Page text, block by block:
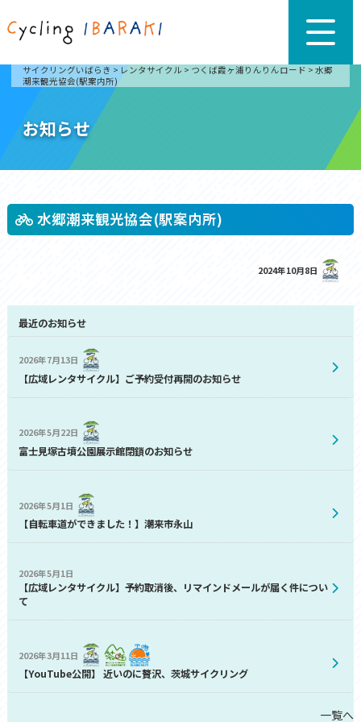
サイクリングいばらき > レンタサイクル > つくば霞ヶ浦りんりんロード > 水郷
潮来観光協会(駅案内所)
お知らせ
水郷潮来観光協会(駅案内所)
2024年10月8日
最近のお知らせ
2026年7月13日
【広域レンタサイクル】ご予約受付再開のお知らせ
2026年5月22日
富士見塚古墳公園展示館閉鎖のお知らせ
2026年5月1日
【自転車道ができました！】潮来市永山
2026年5月1日
【広域レンタサイクル】予約取消後、リマインドメールが届く件につい
て
2026年3月11日
【YouTube公開】 近いのに贅沢、茨城サイクリング
一覧へ